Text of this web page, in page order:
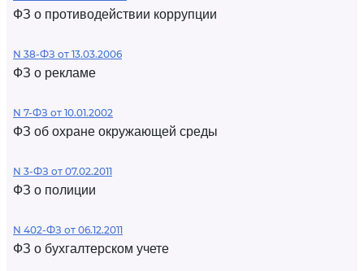
ФЗ о противодействии коррупции
N 38-ФЗ от 13.03.2006
ФЗ о рекламе
N 7-ФЗ от 10.01.2002
ФЗ об охране окружающей среды
N 3-ФЗ от 07.02.2011
ФЗ о полиции
N 402-ФЗ от 06.12.2011
ФЗ о бухгалтерском учете